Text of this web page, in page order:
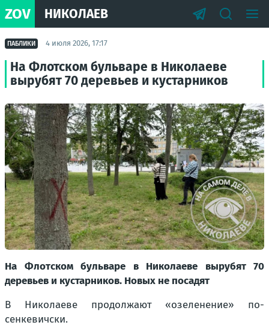
ZOV НИКОЛАЕВ
ПАБЛИКИ 4 июля 2026, 17:17
На Флотском бульваре в Николаеве
вырубят 70 деревьев и кустарников
На Флотском бульваре в Николаеве вырубят 70
деревьев и кустарников. Новых не посадят
В Николаеве продолжают «озеленение» по-
сенкевичски.